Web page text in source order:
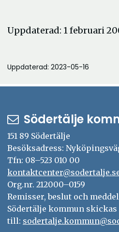
Uppdaterad: 1 februari
Uppdaterad: 2023-05-16
Södertälje
151 89 Södertälje
Besöksadress:
Tfn: 08–523 010 00
Org.nr. 212000–0159
Remisser, beslut och
Södertälje kommun skickas
till: